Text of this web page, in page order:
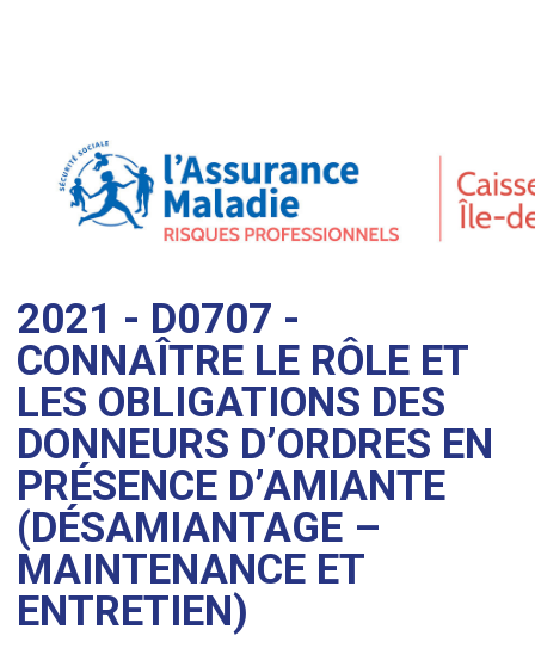
2021 - D0707 -
CONNAÎTRE LE RÔLE ET
LES OBLIGATIONS DES
DONNEURS D’ORDRES EN
PRÉSENCE D’AMIANTE
(DÉSAMIANTAGE –
MAINTENANCE ET
ENTRETIEN)